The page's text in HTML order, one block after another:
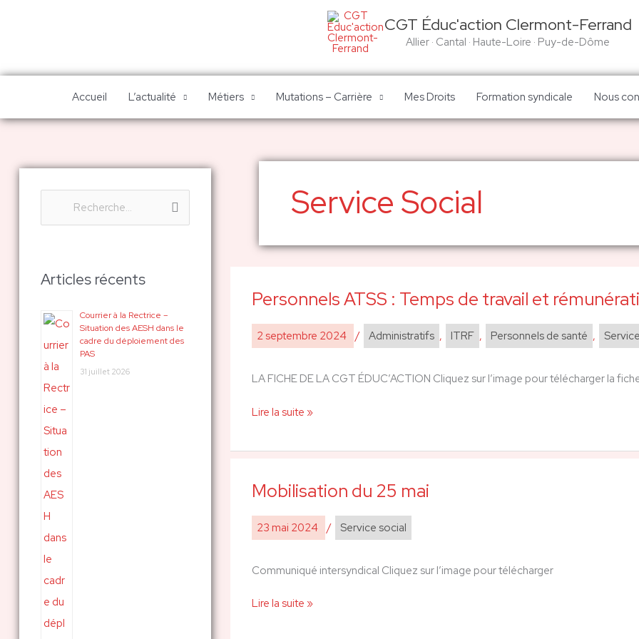
CGT Éduc'action Clermont-Ferrand
Allier · Cantal · Haute-Loire · Puy-de-Dôme
Accueil L’actualité Métiers Mutations – Carrière Mes Droits Formation syndicale Nous
h
h
e
Articles récents
Courrier à la Rectrice –
Situation des AESH dans le
cadre du déploiement des
PAS
31 juillet 2026
Service Social
Personnels ATSS : Temps de travail et
2 septembre 2024 / Administratifs , ITRF , Personnels de santé ,
LA FICHE DE LA CGT ÉDUC’ACTION Cliquez sur l’image pour télécharger la
Personnels
Temps
travail
rémunérations
Lire la suite »
Mobilisation du 25 mai
23 mai 2024 / Service social
Communiqué intersyndical Cliquez sur l’image pour télécharger
Mobilisation
25
mai
Lire la suite »